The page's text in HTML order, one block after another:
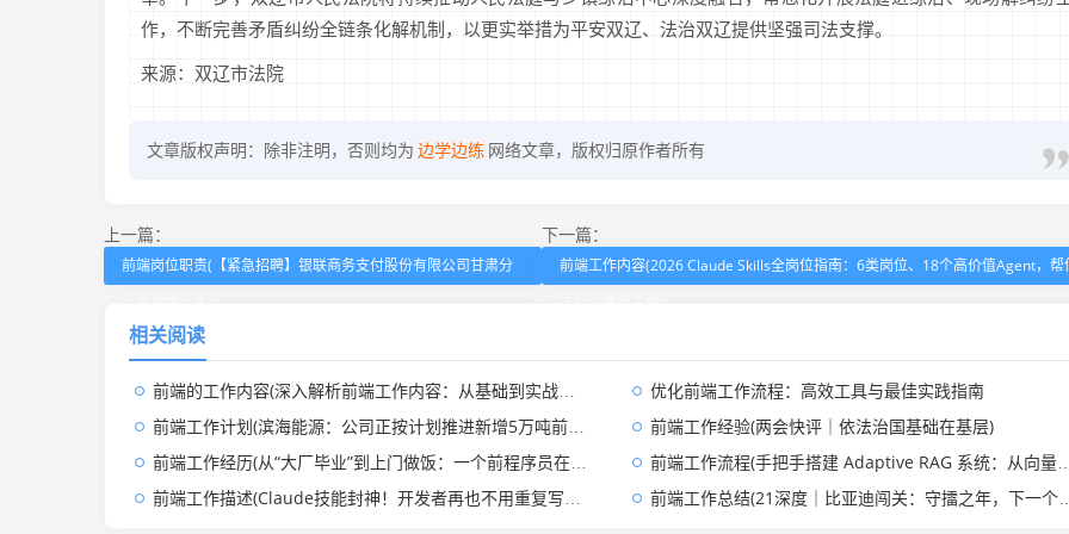
作，不断完善矛盾纠纷全链条化解机制，以更实举措为平安双辽、法治双辽提供坚强司法支撑。
来源：双辽市法院
文章版权声明：除非注明，否则均为 边学边练 网络文章，版权归原作者所有
上一篇：
前端岗位职责(【紧急招聘】银联商务支付股份有限公司甘肃分
下一篇：
前端工作内容(2026 Claude Skills全岗位指南：6类岗位、18个高价值Agent，帮
相关阅读
前端的工作内容(深入解析前端工作内容：从基础到实战的全方位指南)
优化前端工作流程：高效工具与最佳实践指南
前端工作计划(滨海能源：公司正按计划推进新增5万吨前端产能建设，预计各工序6月起陆续投产)
前端工作经验(两会快评｜依法治国基础在基层)
前端工作经历(从“大厂毕业”到上门做饭：一个前程序员在2025年的转型实录)
前端工作流程(手把手搭建 Adaptive RAG 系统：从向量检索到 Streamlit 前端全流程)
前端工作描述(Claude技能封神！开发者再也不用重复写PR描述，10分钟搭建工作流)
前端工作总结(21深度｜比亚迪闯关：守擂之年，下一个增长点是什么-)